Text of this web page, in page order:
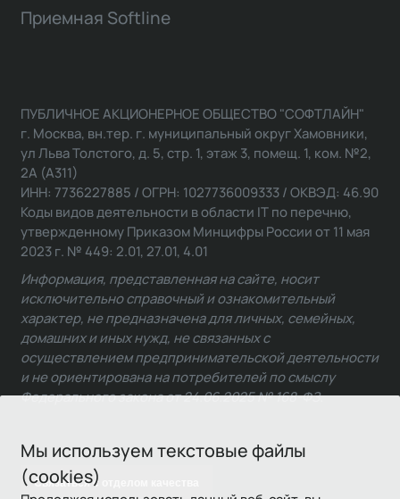
Мы используем текстовые файлы
(cookies)
Приемная Softline
Связаться с отделом качества
ПУБЛИЧНОЕ АКЦИОНЕРНОЕ ОБЩЕСТВО "СОФТЛАЙН"
г. Москва, вн.тер. г. муниципальный округ Хамовники,
ул Льва Толстого, д. 5, стр. 1, этаж 3, помещ. 1, ком. №2,
2А (А311)
ИНН: 7736227885 / ОГРН: 1027736009333 / ОКВЭД: 46.90
Коды видов деятельности в области IT по перечню,
утвержденному Приказом Минцифры России от 11 мая
2023 г. № 449: 2.01, 27.01, 4.01
Информация, представленная на сайте, носит
исключительно справочный и ознакомительный
характер, не предназначена для личных, семейных,
домашних и иных нужд, не связанных с
осуществлением предпринимательской деятельности
и не ориентирована на потребителей по смыслу
Федерального закона от 24.06.2025 № 168-ФЗ.